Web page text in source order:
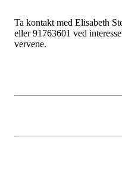
Ta kontakt med Elisabeth
eller 91763601 ved
vervene.